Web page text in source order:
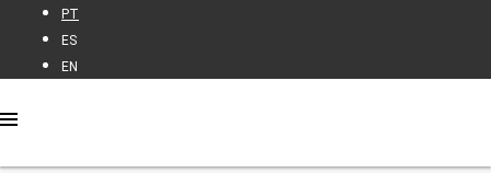
PT
ES
EN